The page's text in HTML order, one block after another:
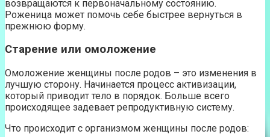
возвращаются к первоначальному состоянию.
Роженица может помочь себе быстрее вернуться в
прежнюю форму.
Старение или омоложение
Омоложение женщины после родов – это изменения в
лучшую сторону. Начинается процесс активизации,
который приводит тело в порядок. Больше всего
происходящее задевает репродуктивную систему.
Что происходит с организмом женщины после родов: